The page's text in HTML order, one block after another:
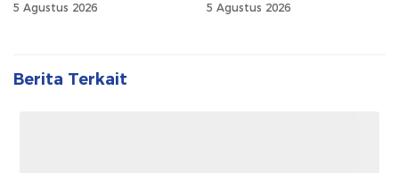
5 Agustus 2026 5 Agustus 2026
Berita Terkait